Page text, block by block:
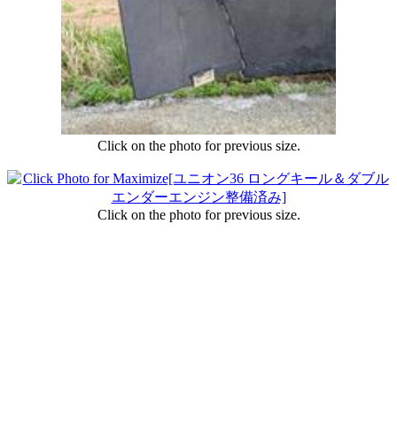
Click on the photo for previous size.
Click on the photo for previous size.